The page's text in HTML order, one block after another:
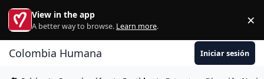
Ir al contenido
View in the app
A better way to browse. Learn more. ×
Colombia Humana Iniciar sesión